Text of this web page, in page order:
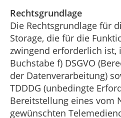
Rechtsgrundlage
Die Rechtsgrundlage für
Storage, die für die
zwingend erforderlich ist,
Buchstabe f) DSGVO
der Datenverarbeitung)
TDDDG (unbedingte
Bereitstellung eines vom
gewünschten